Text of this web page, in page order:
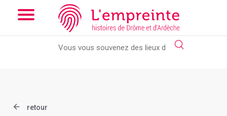
Array ( [slug] => document [ref] => AD026_1Num_00984_072 )
// Add the new slick-theme.css if you want the default styling
retour